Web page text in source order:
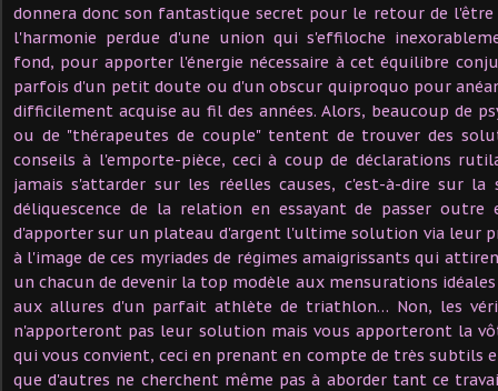
donnera donc son fantastique secret pour le retour de
l'harmonie perdue d'une union qui s'effiloche
fond, pour apporter l'énergie nécessaire à cet équilibre
parfois d'un petit doute ou d'un obscur quiproquo pour
difficilement acquise au fil des années. Alors, beaucoup de
ou de "thérapeutes de couple" tentent de trouver des
conseils à l'emporte-pièce, ceci à coup de déclarations
jamais s'attarder sur les réelles causes, c'est-à-dire sur la
déliquescence de la relation en essayant de passer
d'apporter sur un plateau d'argent l'ultime solution via leur
à l'image de ces myriades de régimes amaigrissants qui
un chacun de devenir la top modèle aux mensurations
aux allures d'un parfait athlète de triathlon… Non, les
n'apporteront pas leur solution mais vous apporteront la
qui vous convient, ceci en prenant en compte de très subtils
que d'autres ne cherchent même pas à aborder tant ce